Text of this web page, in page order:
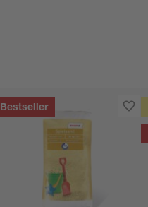
Bestseller